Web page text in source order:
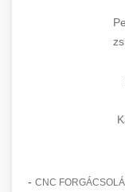
- CNC